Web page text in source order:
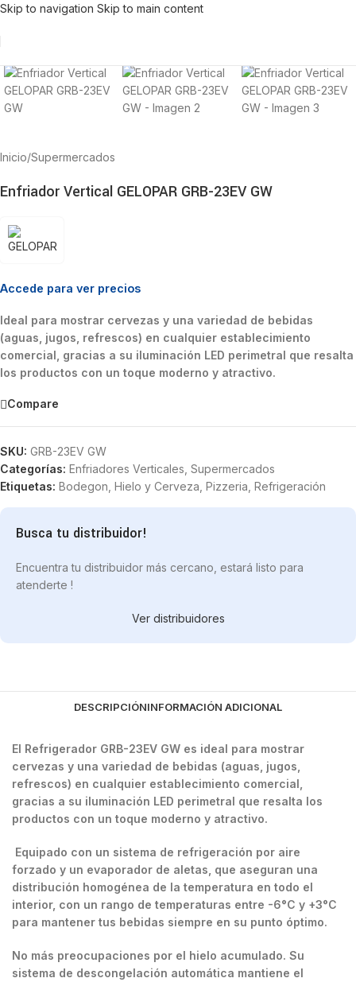
Skip to navigation Skip to main content
Inicio/Supermercados
Enfriador Vertical GELOPAR GRB-23EV GW
Accede para ver precios
Ideal para mostrar cervezas y una variedad de bebidas
(aguas, jugos, refrescos) en cualquier establecimiento
comercial, gracias a su iluminación LED perimetral que resalta
los productos con un toque moderno y atractivo.
Compare
SKU: GRB-23EV GW
Categorías: Enfriadores Verticales Supermercados
Etiquetas: Bodegon Hielo y Cerveza Pizzeria Refrigeración
Busca tu distribuidor!
Encuentra tu distribuidor más cercano, estará listo para
atenderte !
Ver distribuidores
DESCRIPCIÓNINFORMACIÓN ADICIONAL
El Refrigerador GRB-23EV GW es ideal para mostrar
cervezas y una variedad de bebidas (aguas, jugos,
refrescos) en cualquier establecimiento comercial,
gracias a su iluminación LED perimetral que resalta los
productos con un toque moderno y atractivo.
Equipado con un sistema de refrigeración por aire
forzado y un evaporador de aletas, que aseguran una
distribución homogénea de la temperatura en todo el
interior, con un rango de temperaturas entre -6°C y +3°C
para mantener tus bebidas siempre en su punto óptimo.
No más preocupaciones por el hielo acumulado. Su
sistema de descongelación automática mantiene el